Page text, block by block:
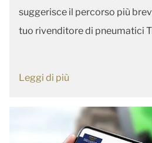
suggerisce il percorso più
tuo rivenditore di pneumatici
Leggi di più